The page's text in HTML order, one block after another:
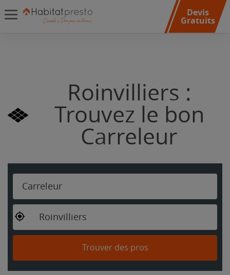
Devis
Gratuits
Roinvilliers :
Trouvez le bon
Carreleur
Carreleur
Roinvilliers
Trouver des pros